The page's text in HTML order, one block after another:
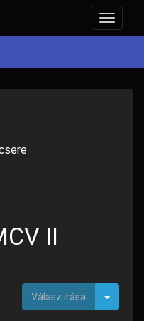
Toggle
II
Válasz írása Toggle